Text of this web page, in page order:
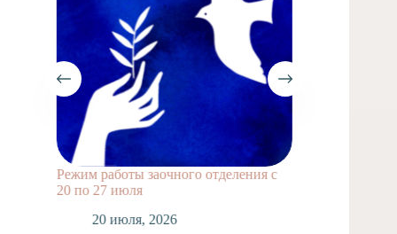
Режим работы заочного отделения с
20 по 27 июля
20 июля, 2026